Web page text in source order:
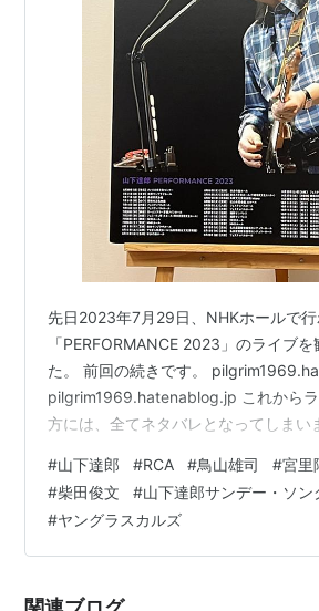
先日2023年7月29日、NHKホールで
「PERFORMANCE 2023」のライブ
た。 前回の続きです。
pilgrim1969.hatenablog.jp これから
方には、全てネタバレとなってしまい
はご注意ください。 3曲目の「ドーナ
わり、山下達郎氏のMCはなおも続き
年行われているRCA/AIRイヤーズのキ
移りました。 「RCA/AIRイヤーズ（
#山下達郎 #RCA #鳥山雄司 #宮里
#柴田俊文 #山下達郎サンデー・ソン
#ヤングラスカルズ